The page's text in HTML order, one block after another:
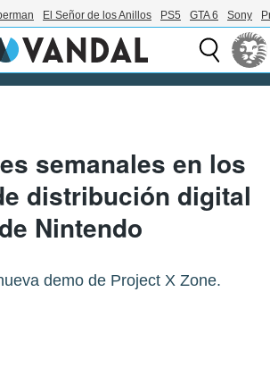
El Señor de los Anillos PS5 GTA 6 Sony
semanales en los
distribución digital
Nintendo
demo de Project X Zone.